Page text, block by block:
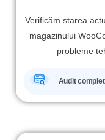
Verificăm starea
magazinului
probleme
Audit